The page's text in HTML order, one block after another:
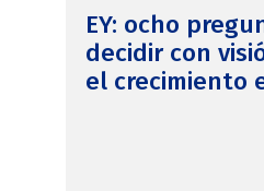
EY: ocho
decidir con
el crecimiento